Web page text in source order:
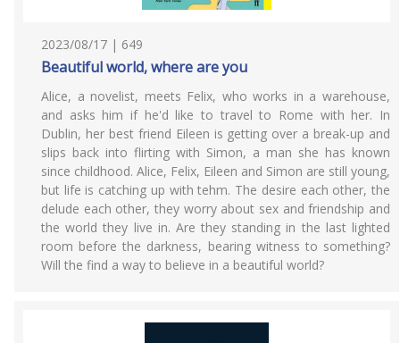
2023/08/17 | 649
Beautiful world, where are you
Alice, a novelist, meets Felix, who works in a warehouse,
and asks him if he'd like to travel to Rome with her. In
Dublin, her best friend Eileen is getting over a break-up and
slips back into flirting with Simon, a man she has known
since childhood. Alice, Felix, Eileen and Simon are still young,
but life is catching up with tehm. The desire each other, the
delude each other, they worry about sex and friendship and
the world they live in. Are they standing in the last lighted
room before the darkness, bearing witness to something?
Will the find a way to believe in a beautiful world?